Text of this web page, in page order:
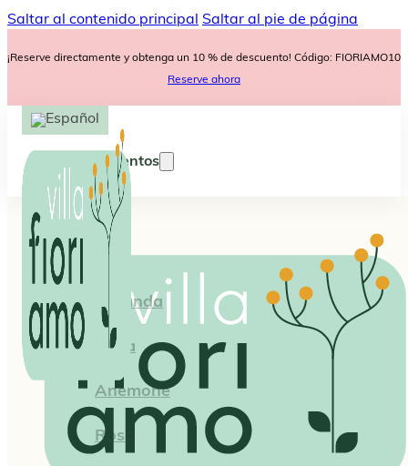
Saltar al contenido principal Saltar al pie de página
¡Reserve directamente y obtenga un 10 % de descuento! Código: FIORIAMO10
Reserve ahora
Apartamentos
Iris
Lavanda
Viola
Anemone
Rosa